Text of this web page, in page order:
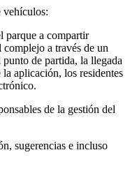
vehículos:
parque a compartir
a través de un
de partida, la llegada
aplicación, los residentes
de la gestión del
sugerencias e incluso